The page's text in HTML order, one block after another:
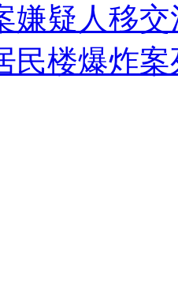
主义
不公正
嫌疑人移
民楼爆炸